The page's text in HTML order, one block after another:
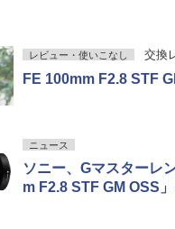
レビュー・使いこなし 交換
FE 100mm F2.8 STF
ニュース
ソニー、Gマスターレ
m F2.8 STF GM OSS